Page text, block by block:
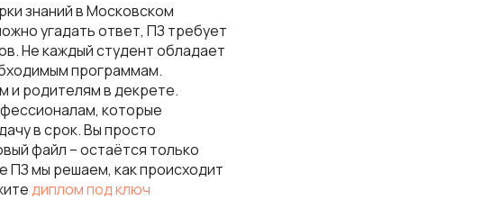
знаний в Московском
угадать ответ, ПЗ требует
Не каждый студент обладает
программам.
и родителям в декрете.
которые
в срок. Вы просто
файл – остаётся только
ПЗ мы решаем, как происходит
диплом под ключ